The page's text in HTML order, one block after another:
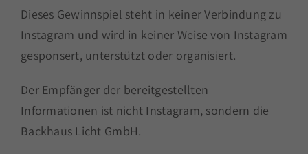
Dieses Gewinnspiel steht in keiner Verbindung zu
Instagram und wird in keiner Weise von Instagram
gesponsert, unterstützt oder organisiert.
Der Empfänger der bereitgestellten
Informationen ist nicht Instagram, sondern die
Backhaus Licht GmbH.